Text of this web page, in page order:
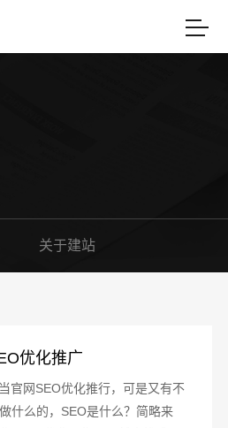
关于建站
优化推广
官网SEO优化推行，可是又有不
什么的，SEO是什么？简略来